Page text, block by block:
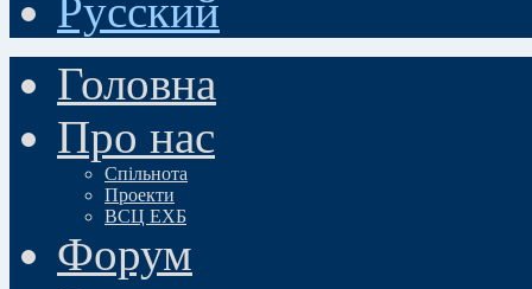
Головна
Про нас
Спільнота
Проекти
ВСЦ ЕХБ
Форум